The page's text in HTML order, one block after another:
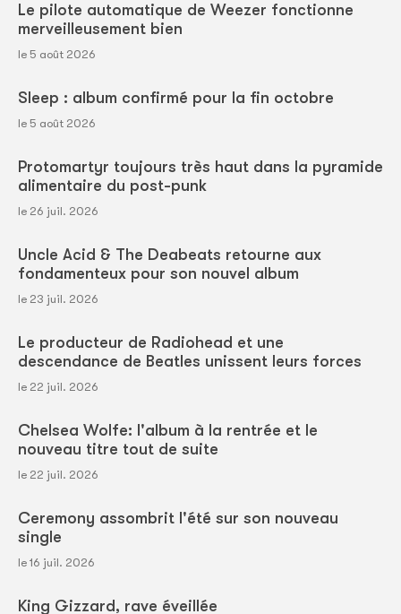
Le pilote automatique de Weezer fonctionne
merveilleusement bien
le 5 août 2026
Sleep : album confirmé pour la fin octobre
le 5 août 2026
Protomartyr toujours très haut dans la pyramide
alimentaire du post-punk
le 26 juil. 2026
Uncle Acid & The Deabeats retourne aux
fondamenteux pour son nouvel album
le 23 juil. 2026
Le producteur de Radiohead et une
descendance de Beatles unissent leurs forces
le 22 juil. 2026
Chelsea Wolfe: l'album à la rentrée et le
nouveau titre tout de suite
le 22 juil. 2026
Ceremony assombrit l'été sur son nouveau
single
le 16 juil. 2026
King Gizzard, rave éveillée